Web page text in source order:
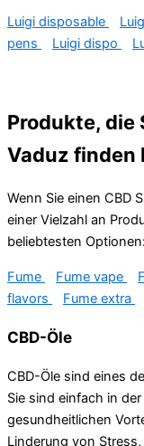
Luigi disposable
pens
Luigi dispo
Produkte, die
Vaduz finden
Wenn Sie einen CBD
einer Vielzahl an
beliebtesten Optionen:
Fume Fume vape
flavors
Fume extra
CBD-Öle
CBD-Öle sind eines
Sie sind einfach in
gesundheitlichen
Linderung von